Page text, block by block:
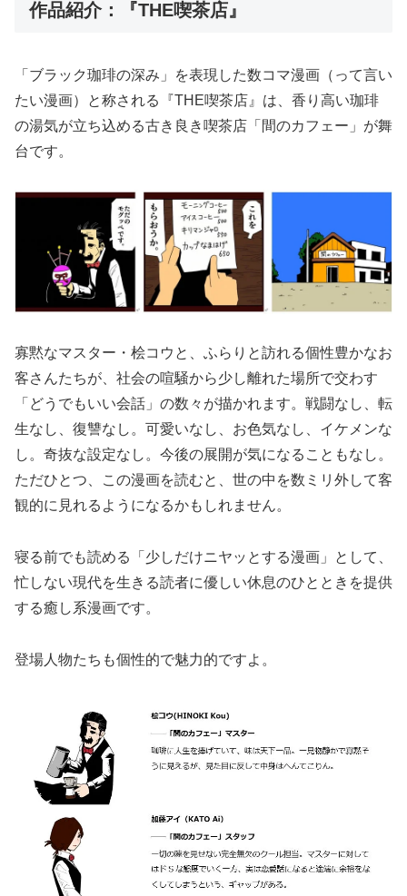
作品紹介：『THE喫茶店』
「ブラック珈琲の深み」を表現した数コマ漫画（って言い
たい漫画）と称される『THE喫茶店』は、香り高い珈琲
の湯気が立ち込める古き良き喫茶店「間のカフェー」が舞
台です。
寡黙なマスター・桧コウと、ふらりと訪れる個性豊かなお
客さんたちが、社会の喧騒から少し離れた場所で交わす
「どうでもいい会話」の数々が描かれます。戦闘なし、転
生なし、復讐なし。可愛いなし、お色気なし、イケメンな
し。奇抜な設定なし。今後の展開が気になることもなし。
ただひとつ、この漫画を読むと、世の中を数ミリ外して客
観的に見れるようになるかもしれません。
寝る前でも読める「少しだけニヤッとする漫画」として、
忙しない現代を生きる読者に優しい休息のひとときを提供
する癒し系漫画です。
登場人物たちも個性的で魅力的ですよ。